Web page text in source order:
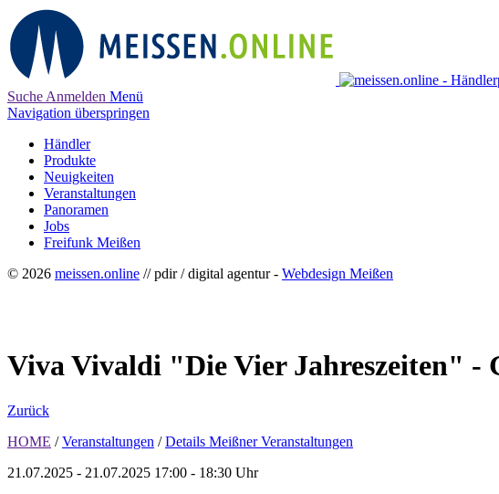
Suche Anmelden Menü
Navigation überspringen
Händler
Produkte
Neuigkeiten
Veranstaltungen
Panoramen
Jobs
Freifunk Meißen
© 2026 meissen.online // pdir / digital agentur - Webdesign Meißen
Viva Vivaldi "Die Vier Jahreszeiten" -
Zurück
HOME / Veranstaltungen / Details Meißner Veranstaltungen
21.07.2025 - 21.07.2025 17:00 - 18:30 Uhr